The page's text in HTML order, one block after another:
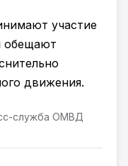
участие
обещают
движения.
служба ОМВД